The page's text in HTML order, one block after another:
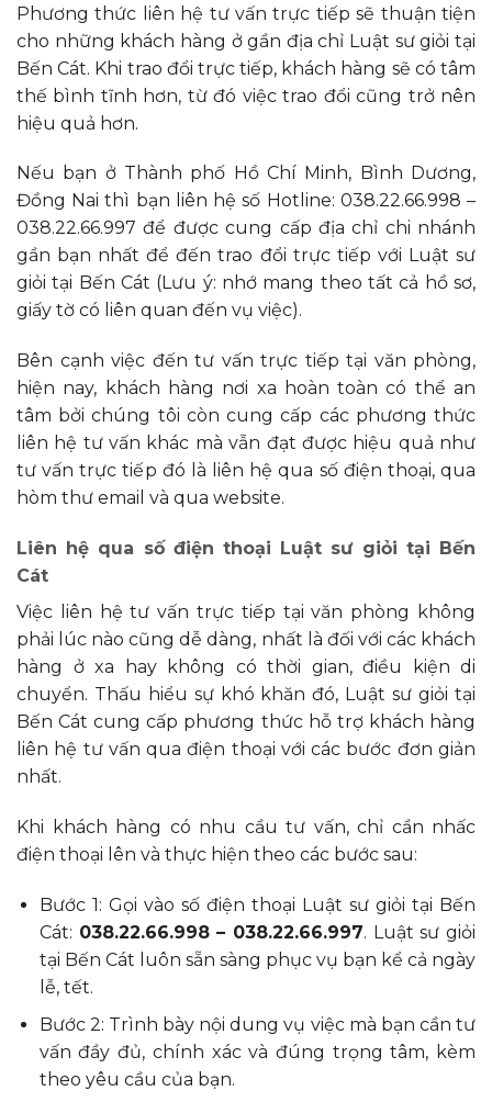
Phương thức liên hệ tư vấn trực tiếp sẽ thuận tiện
cho những khách hàng ở gần địa chỉ Luật sư giỏi tại
Bến Cát. Khi trao đổi trực tiếp, khách hàng sẽ có tâm
thế bình tĩnh hơn, từ đó việc trao đổi cũng trở nên
hiệu quả hơn.
Nếu bạn ở Thành phố Hồ Chí Minh, Bình Dương,
Đồng Nai thì bạn liên hệ số Hotline: 038.22.66.998 –
038.22.66.997 để được cung cấp địa chỉ chi nhánh
gần bạn nhất để đến trao đổi trực tiếp với Luật sư
giỏi tại Bến Cát (Lưu ý: nhớ mang theo tất cả hồ sơ,
giấy tờ có liên quan đến vụ việc).
Bên cạnh việc đến tư vấn trực tiếp tại văn phòng,
hiện nay, khách hàng nơi xa hoàn toàn có thể an
tâm bởi chúng tôi còn cung cấp các phương thức
liên hệ tư vấn khác mà vẫn đạt được hiệu quả như
tư vấn trực tiếp đó là liên hệ qua số điện thoại, qua
hòm thư email và qua website.
Liên hệ qua số điện thoại Luật sư giỏi tại Bến
Cát
Việc liên hệ tư vấn trực tiếp tại văn phòng không
phải lúc nào cũng dễ dàng, nhất là đối với các khách
hàng ở xa hay không có thời gian, điều kiện di
chuyển. Thấu hiểu sự khó khăn đó, Luật sư giỏi tại
Bến Cát cung cấp phương thức hỗ trợ khách hàng
liên hệ tư vấn qua điện thoại với các bước đơn giản
nhất.
Khi khách hàng có nhu cầu tư vấn, chỉ cần nhấc
điện thoại lên và thực hiện theo các bước sau:
Bước 1: Gọi vào số điện thoại Luật sư giỏi tại Bến
Cát: 038.22.66.998 – 038.22.66.997. Luật sư giỏi
tại Bến Cát luôn sẵn sàng phục vụ bạn kể cả ngày
lễ, tết.
Bước 2: Trình bày nội dung vụ việc mà bạn cần tư
vấn đầy đủ, chính xác và đúng trọng tâm, kèm
theo yêu cầu của bạn.